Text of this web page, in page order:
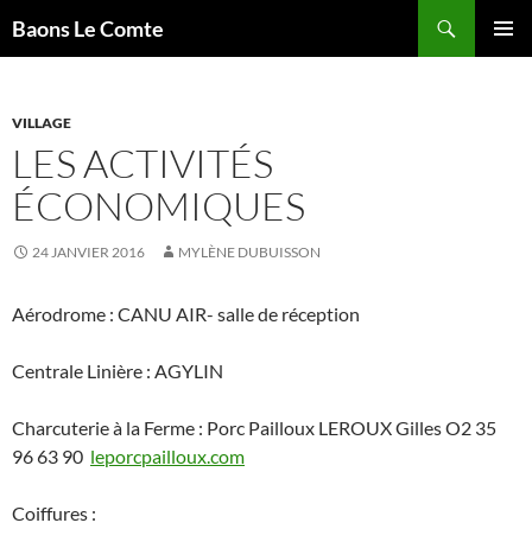
auBaons Le Comte
VILLAGE
LES ACTIVITÉS
ÉCONOMIQUES
24 JANVIER 2016 MYLÈNE DUBUISSON
Aérodrome : CANU AIR- salle de réception
Centrale Linière : AGYLIN
Charcuterie à la Ferme : Porc Pailloux LEROUX Gilles O2 35
96 63 90 leporcpailloux.com
Coiffures :